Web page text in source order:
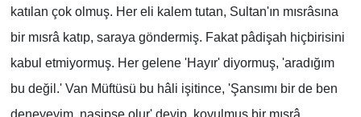
katılan çok olmuş. Her eli kalem tutan, Sultan'ın mısrâsına
bir mısrâ katıp, saraya göndermiş. Fakat pâdişah hiçbirisini
kabul etmiyormuş. Her gelene 'Hayır' diyormuş, 'aradığım
bu değil.' Van Müftüsü bu hâli işitince, 'Şansımı bir de ben
deneyeyim, nasipse olur' deyip, koyulmuş bir mısrâ